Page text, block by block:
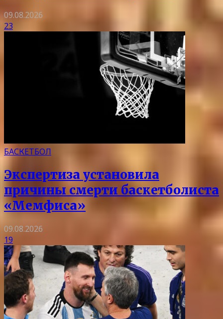
09.08.2026
23
БАСКЕТБОЛ
Экспертиза установила
причины смерти баскетболиста
«Мемфиса»
09.08.2026
19